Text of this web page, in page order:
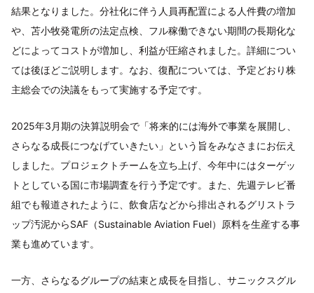
結果となりました。分社化に伴う人員再配置による人件費の増加
や、苫小牧発電所の法定点検、フル稼働できない期間の長期化な
どによってコストが増加し、利益が圧縮されました。詳細につい
ては後ほどご説明します。なお、復配については、予定どおり株
主総会での決議をもって実施する予定です。
2025年3月期の決算説明会で「将来的には海外で事業を展開し、
さらなる成長につなげていきたい」という旨をみなさまにお伝え
しました。プロジェクトチームを立ち上げ、今年中にはターゲッ
トとしている国に市場調査を行う予定です。また、先週テレビ番
組でも報道されたように、飲食店などから排出されるグリストラ
ップ汚泥からSAF（Sustainable Aviation Fuel）原料を生産する事
業も進めています。
一方、さらなるグループの結束と成長を目指し、サニックスグル